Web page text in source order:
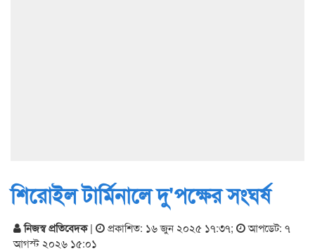
শিরোইল টার্মিনালে দু'পক্ষের সংঘর্ষ
নিজস্ব প্রতিবেদক| প্রকাশিত: ১৬ জুন ২০২৫ ১৭:৩৭;
আপডেট: ৭
আগস্ট ২০২৬ ১৫:০১